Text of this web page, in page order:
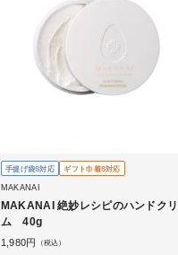
手提げ袋S対応 ギフト巾着S対応
MAKANAI
MAKANAI 絶妙レシピのハンドク
ム 40g
1,980円 （税込）